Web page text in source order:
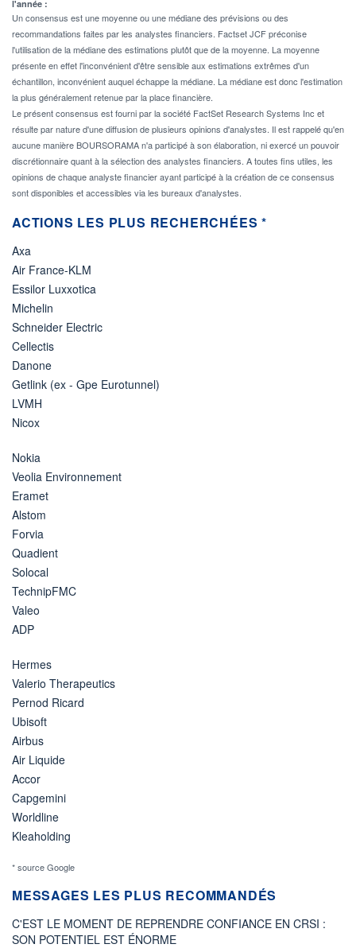
l'année :
Un consensus est une moyenne ou une médiane des prévisions ou des
recommandations faites par les analystes financiers. Factset JCF préconise
l'utilisation de la médiane des estimations plutôt que de la moyenne. La moyenne
présente en effet l'inconvénient d'être sensible aux estimations extrêmes d'un
échantillon, inconvénient auquel échappe la médiane. La médiane est donc l'estimation
la plus généralement retenue par la place financière.
Le présent consensus est fourni par la société FactSet Research Systems Inc et
résulte par nature d'une diffusion de plusieurs opinions d'analystes. Il est rappelé qu'en
aucune manière BOURSORAMA n'a participé à son élaboration, ni exercé un pouvoir
discrétionnaire quant à la sélection des analystes financiers. A toutes fins utiles, les
opinions de chaque analyste financier ayant participé à la création de ce consensus
sont disponibles et accessibles via les bureaux d'analystes.
ACTIONS LES PLUS RECHERCHÉES *
Axa
Air France-KLM
Essilor Luxxotica
Michelin
Schneider Electric
Cellectis
Danone
Getlink (ex - Gpe Eurotunnel)
LVMH
Nicox
Nokia
Veolia Environnement
Eramet
Alstom
Forvia
Quadient
Solocal
TechnipFMC
Valeo
ADP
Hermes
Valerio Therapeutics
Pernod Ricard
Ubisoft
Airbus
Air Liquide
Accor
Capgemini
Worldline
Kleaholding
* source Google
MESSAGES LES PLUS RECOMMANDÉS
C'EST LE MOMENT DE REPRENDRE CONFIANCE EN CRSI :
SON POTENTIEL EST ÉNORME